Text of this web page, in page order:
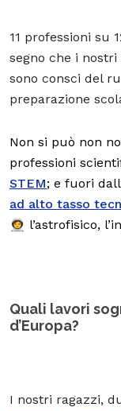
11 professioni su
segno che i
sono consci del
preparazione
Non si può non
professioni
STEM; e fuori
ad alto tasso
🧑‍🚀 l’astrofisico,
Quali lavori
d’Europa?
I nostri ragazzi,